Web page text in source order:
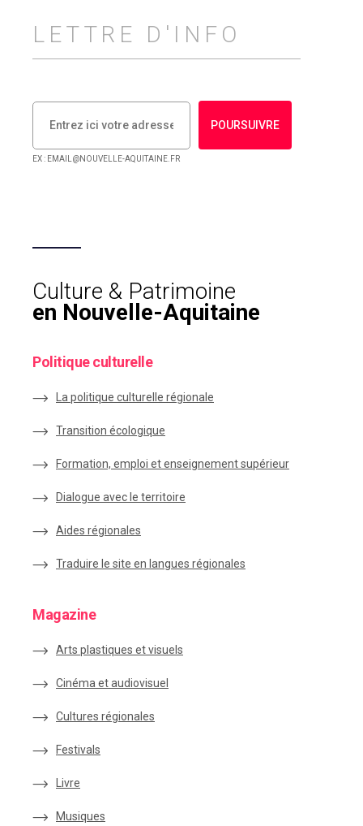
LETTRE D'INFO
POURSUIVRE
EX : EMAIL@NOUVELLE-AQUITAINE.FR
Culture & Patrimoine
en Nouvelle-Aquitaine
Politique culturelle
La politique culturelle régionale
Transition écologique
Formation, emploi et enseignement supérieur
Dialogue avec le territoire
Aides régionales
Traduire le site en langues régionales
Magazine
Arts plastiques et visuels
Cinéma et audiovisuel
Cultures régionales
Festivals
Livre
Musiques